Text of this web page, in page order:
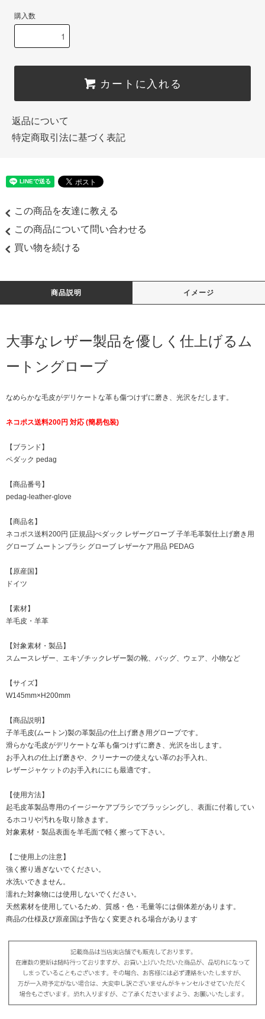
購入数
カートに入れる
返品について
特定商取引法に基づく表記
この商品を友達に教える
この商品について問い合わせる
買い物を続ける
商品説明 イメージ
大事なレザー製品を優しく仕上げるム
ートングローブ
なめらかな毛皮がデリケートな革も傷つけずに磨き、光沢をだします。
ネコポス送料200円 対応 (簡易包装)
【ブランド】
ペダック pedag
【商品番号】
pedag-leather-glove
【商品名】
ネコポス送料200円 [正規品]ぺダック レザーグローブ 子羊毛革製仕上げ磨き用
グローブ ムートンブラシ グローブ レザーケア用品 PEDAG
【原産国】
ドイツ
【素材】
羊毛皮・羊革
【対象素材・製品】
スムースレザー、エキゾチックレザー製の靴、バッグ、ウェア、小物など
【サイズ】
W145mm×H200mm
【商品説明】
子羊毛皮(ムートン)製の革製品の仕上げ磨き用グローブです。
滑らかな毛皮がデリケートな革も傷つけずに磨き、光沢を出します。
お手入れの仕上げ磨きや、クリーナーの使えない革のお手入れ、
レザージャケットのお手入れににも最適です。
【使用方法】
起毛皮革製品専用のイージーケアブラシでブラッシングし、表面に付着してい
るホコリや汚れを取り除きます。
対象素材・製品表面を羊毛面で軽く擦って下さい。
【ご使用上の注意】
強く擦り過ぎないでください。
水洗いできません。
濡れた対象物には使用しないでください。
天然素材を使用しているため、質感・色・毛量等には個体差があります。
商品の仕様及び原産国は予告なく変更される場合があります